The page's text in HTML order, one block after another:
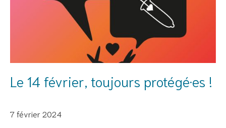
Le 14 février, toujours protégé·es !
7 février 2024